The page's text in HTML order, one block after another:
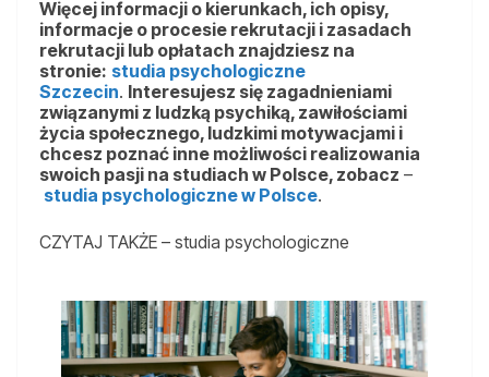
Więcej informacji o kierunkach, ich opisy,
informacje o procesie rekrutacji i zasadach
rekrutacji lub opłatach znajdziesz na
stronie: studia psychologiczne
Szczecin. Interesujesz się zagadnieniami
związanymi z ludzką psychiką, zawiłościami
życia społecznego, ludzkimi motywacjami i
chcesz poznać inne możliwości realizowania
swoich pasji na studiach w Polsce, zobacz –
studia psychologiczne w Polsce.
CZYTAJ TAKŻE – studia psychologiczne